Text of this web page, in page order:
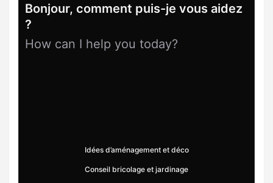
Bonjour, comment puis-je vous aidez
?
How can I help you today?
Idées d’aménagement et déco
Conseil bricolage et jardinage